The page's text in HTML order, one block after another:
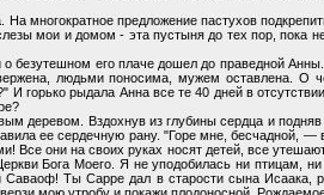
многократное предложение пастухов
мои и домом - эта пустыня до тех пор, пока
его плаче дошел до праведной
людьми поносима, мужем оставлена.
И горько рыдала Анна все те 40 дней в
деревом. Вздохнув из глубины сердца и
ее сердечную рану. "Горе мне, бесчадной, —
они на своих руках носят детей, все
Бога Моего. Я не уподобилась ни птицам,
Ты Сарре дал в старости сына Исаака,